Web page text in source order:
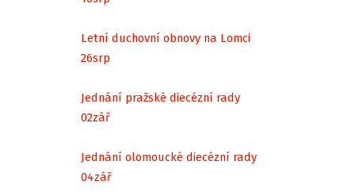
Letní duchovní obnovy na Lomci
26srp
Jednání pražské diecézní rady
02zář
Jednání olomoucké diecézní rady
04zář